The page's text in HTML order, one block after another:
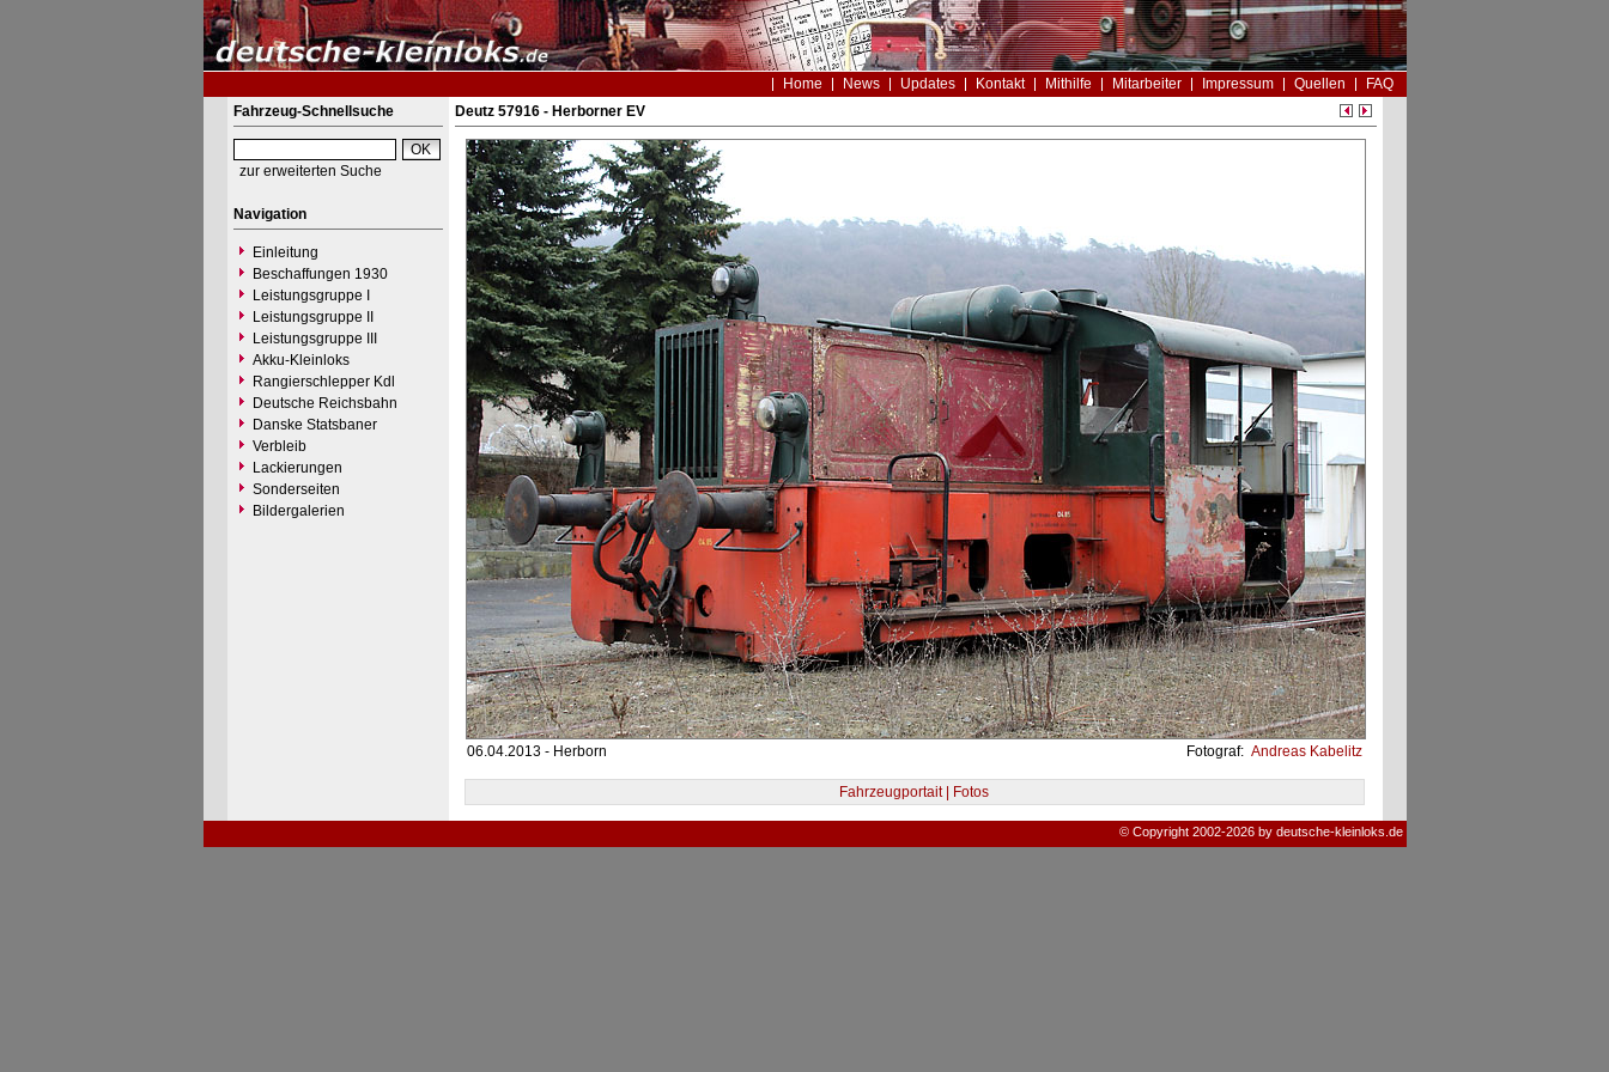
Home News Updates Kontakt Mithilfe Mitarbeiter Impressum Quellen
FAQ
Fahrzeug-Schnellsuche
zur erweiterten Suche
Navigation
Einleitung
Beschaffungen 1930
Leistungsgruppe I
Leistungsgruppe II
Leistungsgruppe III
Akku-Kleinloks
Rangierschlepper Kdl
Deutsche Reichsbahn
Danske Statsbaner
Verbleib
Lackierungen
Sonderseiten
Bildergalerien
Deutz 57916 - Herborner EV
06.04.2013 - Herborn Fotograf: Andreas Kabelitz
Fahrzeugportait | Fotos
© Copyright 2002-2026 by deutsche-kleinloks.de